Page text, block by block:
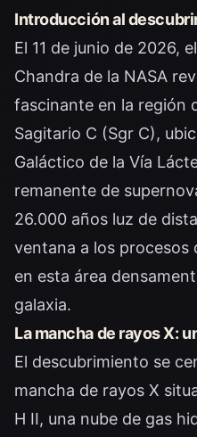
Introducción al
El 11 de junio de 2026,
Chandra de la NASA
fascinante en la región
Sagitario C (Sgr C),
Galáctico de la Vía
remanente de
26.000 años luz de
ventana a los procesos
en esta área
galaxia.
La mancha de rayos X:
El descubrimiento se
mancha de rayos X
H II, una nube de gas